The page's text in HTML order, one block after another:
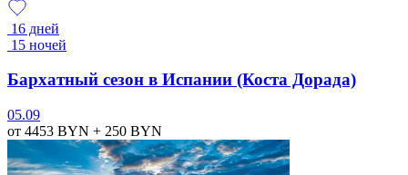
16 дней
15 ночей
Бархатный сезон в Испании (Коста Дорада)
05.09
от 4453 BYN + 250 BYN